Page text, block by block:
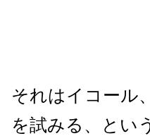
それはイコール
を試みる、とい